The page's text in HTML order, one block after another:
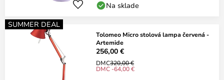
Na sklade
SUMMER DEAL
Tolomeo Micro stolová lampa červená -
Artemide
256,00 €
DMC320,00 €
DMC -64,00 €